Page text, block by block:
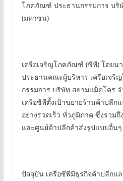
โภคภัณฑ์ ประธานกรรมการ บริ
(มหาชน)
เครือเจริญโภคภัณฑ์ (ซีพี) โดยน
ประธานคณะผู้บริหาร เครือเจ
กรรมการ บริษัท สยามแม็คโคร
เครือซีพีตั้งเป้าขยายร้านค้าปลีก
อย่างรวดเร็ว ทั่วภูมิภาค ซึ่งรวม
และศูนย์ค้าปลีกค้าส่งรูปแบบอื่น
ปัจจุบัน เครือซีพีมีธุรกิจค้าปลีกแ